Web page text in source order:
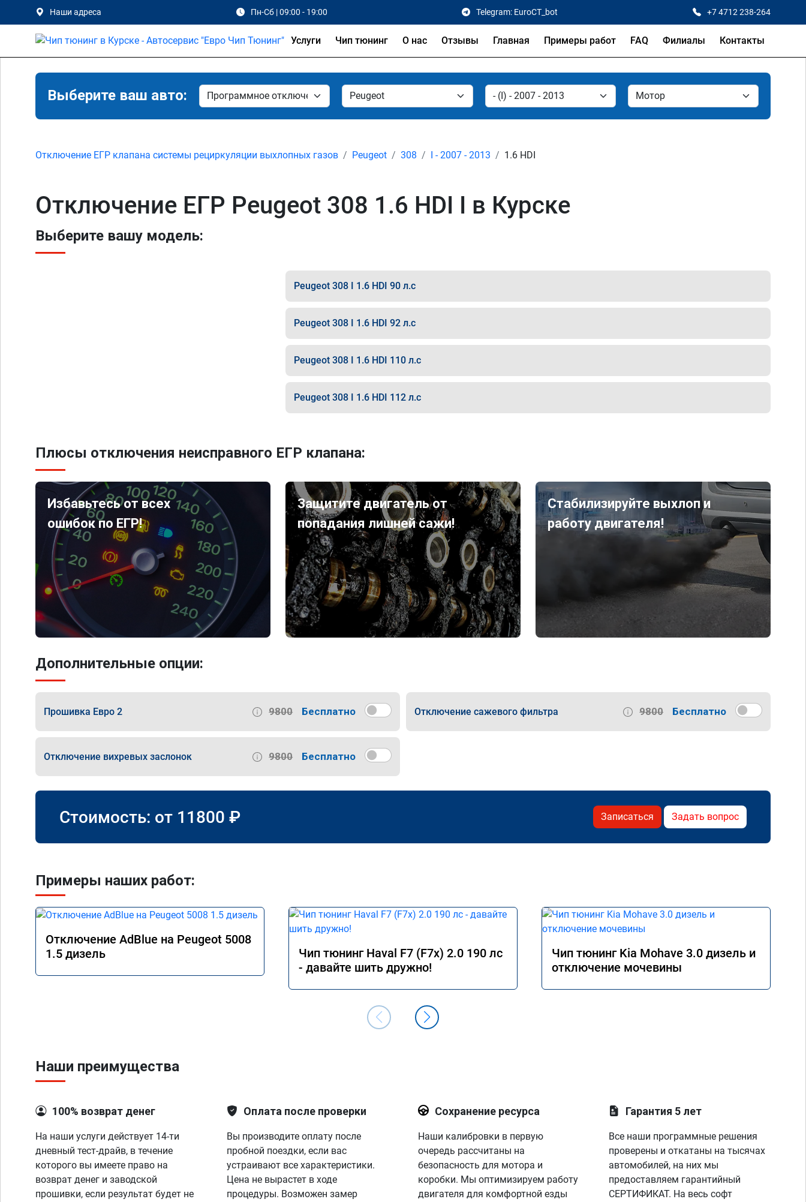
Наши адреса Пн-Сб | 09:00 - 19:00 Telegram: EuroCT_bot +7 4712 238-264
Услуги Чип тюнинг О нас Отзывы Главная Примеры работ FAQ Филиалы Контакты
Выберите ваш авто:
Отключение ЕГР клапана системы рециркуляции выхлопных газов Peugeot 308 I - 2007 - 2013 1.6 HDI
Отключение ЕГР Peugeot 308 1.6 HDI I в Курске
Выберите вашу модель:
Peugeot 308 I 1.6 HDI 90 л.с
Peugeot 308 I 1.6 HDI 92 л.с
Peugeot 308 I 1.6 HDI 110 л.с
Peugeot 308 I 1.6 HDI 112 л.с
Плюсы отключения неисправного ЕГР клапана:
Избавьтесь от всех
ошибок по ЕГР!
Защитите двигатель от
попадания лишней сажи!
Стабилизируйте выхлоп и
работу двигателя!
Дополнительные опции:
Прошивка Евро 2 9800 Бесплатно Отключение сажевого фильтра 9800 Бесплатно
Отключение вихревых заслонок 9800 Бесплатно
Стоимость: от 11800 ₽ Записаться Задать вопрос
Примеры наших работ:
Отключение AdBlue на Peugeot 5008
1.5 дизель
Чип тюнинг Haval F7 (F7x) 2.0 190 лс
- давайте шить дружно!
Чип тюнинг Kia Mohave 3.0 дизель и
отключение мочевины
Наши преимущества
100% возврат денег
На наши услуги действует 14-ти
дневный тест-драйв, в течение
которого вы имеете право на
возврат денег и заводской
прошивки, если результат будет не
Оплата после проверки
Вы производите оплату после
пробной поездки, если вас
устраивают все характеристики.
Цена не вырастет в ходе
процедуры. Возможен замер
Сохранение ресурса
Наши калибровки в первую
очередь рассчитаны на
безопасность для мотора и
коробки. Мы оптимизируем работу
двигателя для комфортной езды
Гарантия 5 лет
Все наши программные решения
проверены и откатаны на тысячах
автомобилей, на них мы
предоставляем гарантийный
СЕРТИФИКАТ. На весь софт